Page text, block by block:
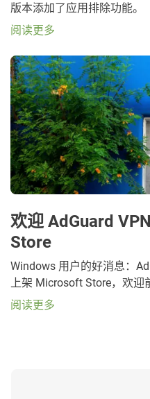
版本添加了应用排除功能。
阅读更多
欢迎 AdGuard
Store
Windows 用户的好消息：
上架 Microsoft Store，欢迎
阅读更多